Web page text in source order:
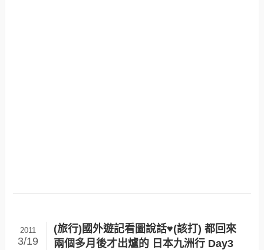
(旅行)國外遊記看圖說話♥(該打) 都回來
兩個多月後才出爐的 日本九洲行 Day3
2011
3/19